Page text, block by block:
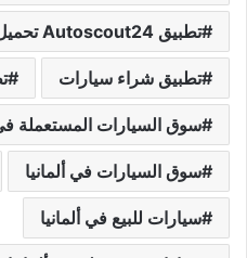
تطبيق Autoscout24 تحميل
تطبيق شراء سيارات
سوق السيارات المستعملة في
سوق السيارات في ألمانيا
سيارات للبيع في ألمانيا